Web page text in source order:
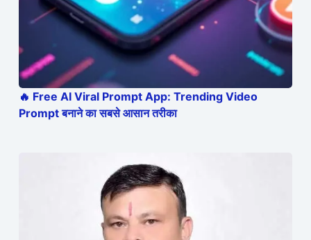
🔥 Free AI Viral Prompt App: Trending Video
Prompt बनाने का सबसे आसान तरीका